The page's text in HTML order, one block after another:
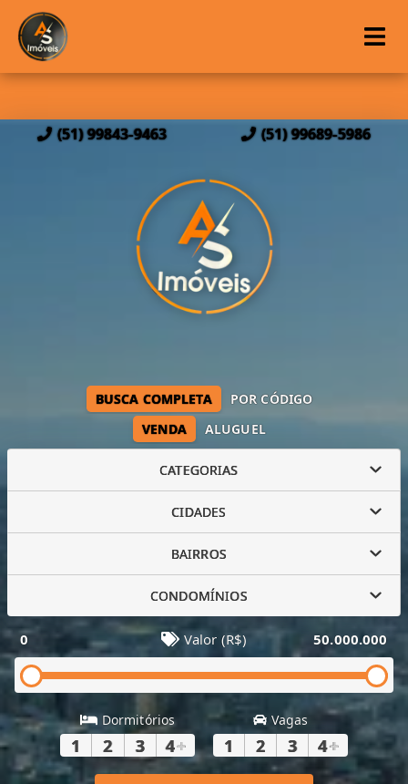
(51) 99843-9463 (51) 99689-5986
VENDA ALUGUEL
BUSCA COMPLETA POR CÓDIGO
CATEGORIAS
CIDADES
BAIRROS
CONDOMÍNIOS
0 Valor (R$) 50.000.000
Dormitórios
1 2 3 4+
Vagas
1 2 3 4+